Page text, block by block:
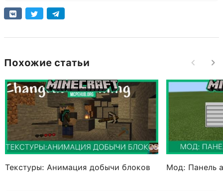
Похожие статьи
Текстуры: Анимация добычи блоков Мод: Панель